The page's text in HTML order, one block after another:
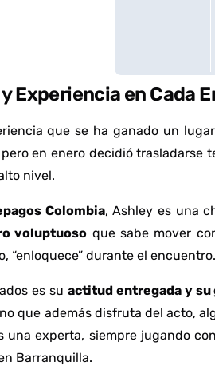
Experiencia en Cada
que se ha ganado un
en enero decidió
nivel.
Colombia, Ashley es una
voluptuoso que sabe mover
“enloquece” durante el encuentro.
es su actitud entregada y su
que además disfruta del acto,
una experta, siempre jugando
Barranquilla.